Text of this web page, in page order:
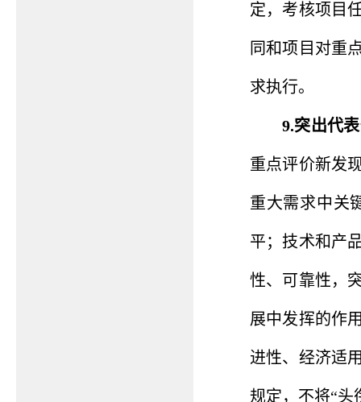
定，考核项目
同和项目对重
求执行。
9.突出代
重点评价新发
重大需求中关
平；技术和产
性、可靠性，
展中发挥的作
进性、经济适
规定，不将“头